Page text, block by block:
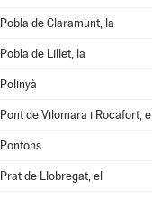
Pobla de Claramunt, la
Pobla de Lillet, la
Polinyà
Pont de Vilomara i Rocafort, el
Pontons
Prat de Llobregat, el